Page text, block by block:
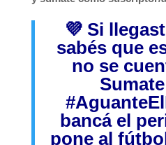
💜 Si
sabés que
no se
bancá el
pone al